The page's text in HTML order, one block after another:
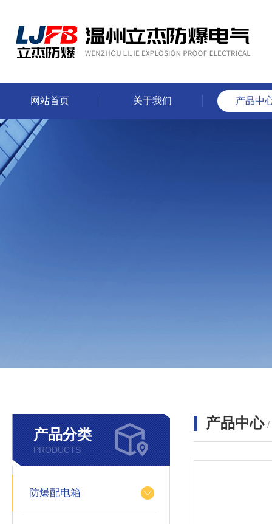
网站首页 关于我们 产品中
产品分类
PRODUCTS
防爆配电箱
产品中心 /